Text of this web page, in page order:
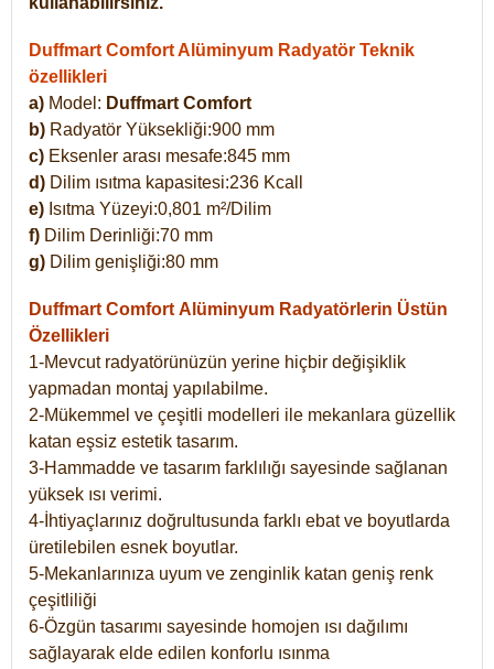
Duffmart Comfort Alüminyum Radyatör Teknik
özellikleri
a) Model: Duffmart Comfort
b) Radyatör Yüksekliği:900 mm
c) Eksenler arası mesafe:845 mm
d) Dilim ısıtma kapasitesi:236 Kcall
e) Isıtma Yüzeyi:0,801 m²/Dilim
f) Dilim Derinliği:70 mm
g) Dilim genişliği:80 mm
Duffmart Comfort Alüminyum Radyatörlerin Üstün
Özellikleri
1-Mevcut radyatörünüzün yerine hiçbir değişiklik
yapmadan montaj yapılabilme.
2-Mükemmel ve çeşitli modelleri ile mekanlara güzellik
katan eşsiz estetik tasarım.
3-Hammadde ve tasarım farklılığı sayesinde sağlanan
yüksek ısı verimi.
4-İhtiyaçlarınız doğrultusunda farklı ebat ve boyutlarda
üretilebilen esnek boyutlar.
5-Mekanlarınıza uyum ve zenginlik katan geniş renk
çeşitliliği
6-Özgün tasarımı sayesinde homojen ısı dağılımı
sağlayarak elde edilen konforlu ısınma